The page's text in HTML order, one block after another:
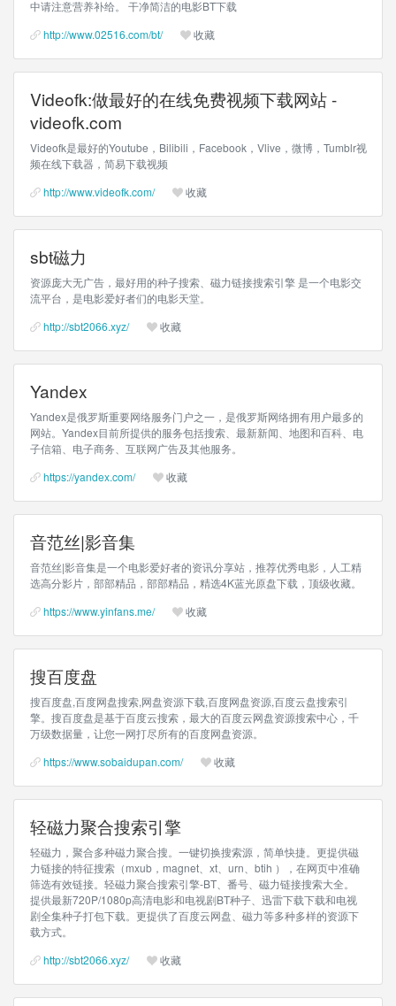
中请注意营养补给。 干净简洁的电影BT下载
http://www.02516.com/bt/
收藏
Videofk:做最好的在线免费视频下载网站 -
videofk.com
Videofk是最好的Youtube，Bilibili，Facebook，Vlive，微博，Tumblr视
频在线下载器，简易下载视频
http://www.videofk.com/
收藏
sbt磁力
资源庞大无广告，最好用的种子搜索、磁力链接搜索引擎 是一个电影交
流平台，是电影爱好者们的电影天堂。
http://sbt2066.xyz/
收藏
Yandex
Yandex是俄罗斯重要网络服务门户之一，是俄罗斯网络拥有用户最多的
网站。Yandex目前所提供的服务包括搜索、最新新闻、地图和百科、电
子信箱、电子商务、互联网广告及其他服务。
https://yandex.com/
收藏
音范丝|影音集
音范丝|影音集是一个电影爱好者的资讯分享站，推荐优秀电影，人工精
选高分影片，部部精品，部部精品，精选4K蓝光原盘下载，顶级收藏。
https://www.yinfans.me/
收藏
搜百度盘
搜百度盘,百度网盘搜索,网盘资源下载,百度网盘资源,百度云盘搜索引
擎。搜百度盘是基于百度云搜索，最大的百度云网盘资源搜索中心，千
万级数据量，让您一网打尽所有的百度网盘资源。
https://www.sobaidupan.com/
收藏
轻磁力聚合搜索引擎
轻磁力，聚合多种磁力聚合搜。一键切换搜索源，简单快捷。更提供磁
力链接的特征搜索（mxub，magnet、xt、urn、btih ），在网页中准确
筛选有效链接。轻磁力聚合搜索引擎-BT、番号、磁力链接搜索大全。
提供最新720P/1080p高清电影和电视剧BT种子、迅雷下载下载和电视
剧全集种子打包下载。更提供了百度云网盘、磁力等多种多样的资源下
载方式。
http://sbt2066.xyz/
收藏